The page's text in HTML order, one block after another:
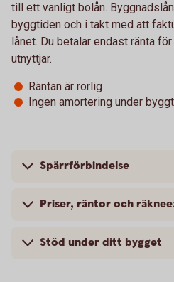
till ett vanligt bolån.
byggtiden och i takt med att
lånet. Du betalar endast ränta
utnyttjar.
Räntan är rörlig
Ingen amortering under
Spärrförbindelse
Priser, räntor och
Stöd under ditt bygget